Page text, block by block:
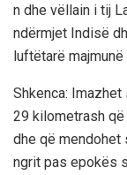
n dhe vëllain i tij
ndërmjet Indisë
luftëtarë
Shkenca:
29 kilometrash
dhe që mendohet
ngrit pas epokës